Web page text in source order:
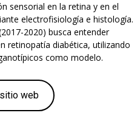
sensorial en la retina y en el
electrofisiología e histología.
2020) busca entender
retinopatía diabética, utilizando
como modelo.
web